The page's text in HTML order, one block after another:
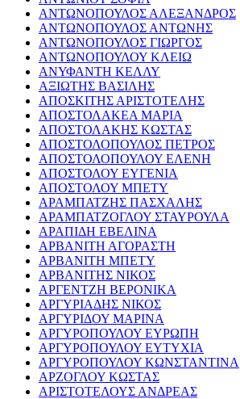
ΑΝΤΩΝΟΠΟΥΛΟΣ ΑΛΕΞΑΝΔΡΟΣ
ΑΝΤΩΝΟΠΟΥΛΟΣ ΑΝΤΩΝΗΣ
ΑΝΤΩΝΟΠΟΥΛΟΣ ΓΙΩΡΓΟΣ
ΑΝΤΩΝΟΠΟΥΛΟΥ ΚΛΕΙΩ
ΑΝΥΦΑΝΤΗ ΚΕΛΛΥ
ΑΞΙΩΤΗΣ ΒΑΣΙΛΗΣ
ΑΠΟΣΚΙΤΗΣ ΑΡΙΣΤΟΤΕΛΗΣ
ΑΠΟΣΤΟΛΑΚΕΑ ΜΑΡΙΑ
ΑΠΟΣΤΟΛΑΚΗΣ ΚΩΣΤΑΣ
ΑΠΟΣΤΟΛΟΠΟΥΛΟΣ ΠΕΤΡΟΣ
ΑΠΟΣΤΟΛΟΠΟΥΛΟΥ ΕΛΕΝΗ
ΑΠΟΣΤΟΛΟΥ ΕΥΓΕΝΙΑ
ΑΠΟΣΤΟΛΟΥ ΜΠΕΤΥ
ΑΡΑΜΠΑΤΖΗΣ ΠΑΣΧΑΛΗΣ
ΑΡΑΜΠΑΤΖΟΓΛΟΥ ΣΤΑΥΡΟΥΛΑ
ΑΡΑΠΙΔΗ ΕΒΕΛΙΝΑ
ΑΡΒΑΝΙΤΗ ΑΓΟΡΑΣΤΗ
ΑΡΒΑΝΙΤΗ ΜΠΕΤΥ
ΑΡΒΑΝΙΤΗΣ ΝΙΚΟΣ
ΑΡΓΕΝΤΖΗ ΒΕΡΟΝΙΚΑ
ΑΡΓΥΡΙΑΔΗΣ ΝΙΚΟΣ
ΑΡΓΥΡΙΔΟΥ ΜΑΡΙΝΑ
ΑΡΓΥΡΟΠΟΥΛΟΥ ΕΥΡΩΠΗ
ΑΡΓΥΡΟΠΟΥΛΟΥ ΕΥΤΥΧΙΑ
ΑΡΓΥΡΟΠΟΥΛΟΥ ΚΩΝΣΤΑΝΤΙΝΑ
ΑΡΖΟΓΛΟΥ ΚΩΣΤΑΣ
ΑΡΙΣΤΟΤΕΛΟΥΣ ΑΝΔΡΕΑΣ